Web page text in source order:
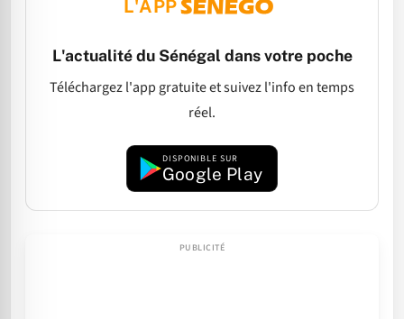
L'APP
L'actualité du Sénégal dans votre poche
Téléchargez l'app gratuite et suivez l'info en temps
réel.
DISPONIBLE SUR
Google Play